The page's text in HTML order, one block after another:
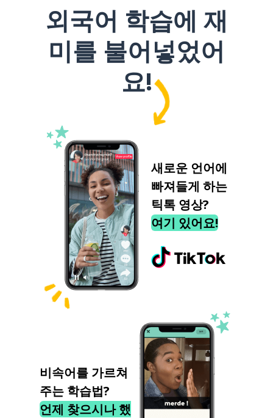
외국어 학습에 재
미를 불어넣었어
요!
새로운 언어에
빠져들게 하는
틱톡 영상?
여기 있어요!
비속어를 가르쳐
주는 학습법?
언제 찾으시나 했